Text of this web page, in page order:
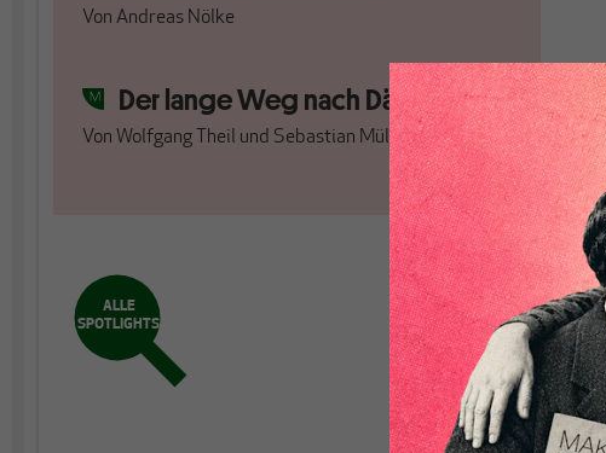
Von Andreas Nölke
Der lange Weg nach Dänemark
Von Wolfgang Theil und Sebastian Müller
ALLE
SPOTLIGHTS